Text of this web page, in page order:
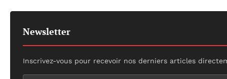
Newsletter
Inscrivez-vous pour recevoir nos derniers articles